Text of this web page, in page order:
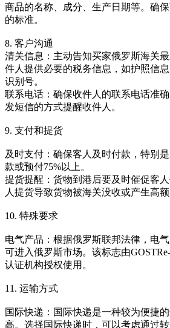
商品的名称、成分、生产日期等。确
的标准。
8. 客户沟通
清关信息：主动告知买家俄罗斯海关
件人提供必要的税务信息，如护照信
识别号。
联系电话：确保收件人的联系电话准
发短信的方式提醒收件人。
9. 支付和提货
及时支付：确保客人及时付款，特别
款或预付75%以上。
提货提醒：货物到港后要及时催促客
人提货导致货物被海关没收或产生高额
10. 特殊要求
电气产品：根据俄罗斯联邦法律，电
可进入俄罗斯市场。该标志由
认证机构授权使用。
11. 运输方式
国际快递：国际快递是一种较为便捷
高。选择国际快递时，可以考虑通过